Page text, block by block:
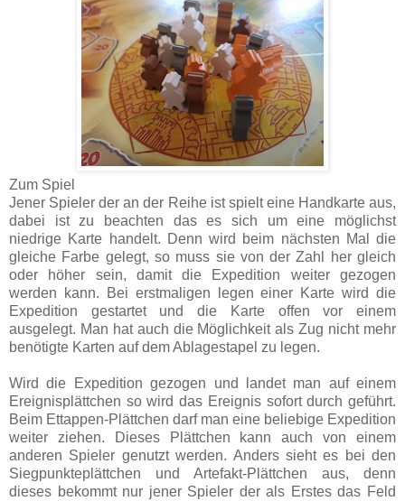
Zum Spiel
Jener Spieler der an der Reihe ist spielt eine Handkarte aus,
dabei ist zu beachten das es sich um eine möglichst
niedrige Karte handelt. Denn wird beim nächsten Mal die
gleiche Farbe gelegt, so muss sie von der Zahl her gleich
oder höher sein, damit die Expedition weiter gezogen
werden kann. Bei erstmaligen legen einer Karte wird die
Expedition gestartet und die Karte offen vor einem
ausgelegt. Man hat auch die Möglichkeit als Zug nicht mehr
benötigte Karten auf dem Ablagestapel zu legen.
Wird die Expedition gezogen und landet man auf einem
Ereignisplättchen so wird das Ereignis sofort durch geführt.
Beim Ettappen-Plättchen darf man eine beliebige Expedition
weiter ziehen. Dieses Plättchen kann auch von einem
anderen Spieler genutzt werden. Anders sieht es bei den
Siegpunkteplättchen und Artefakt-Plättchen aus, denn
dieses bekommt nur jener Spieler der als Erstes das Feld